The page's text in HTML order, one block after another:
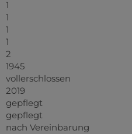
1
1
1
1
2
1945
vollerschlossen
2019
gepflegt
gepflegt
nach Vereinbarung